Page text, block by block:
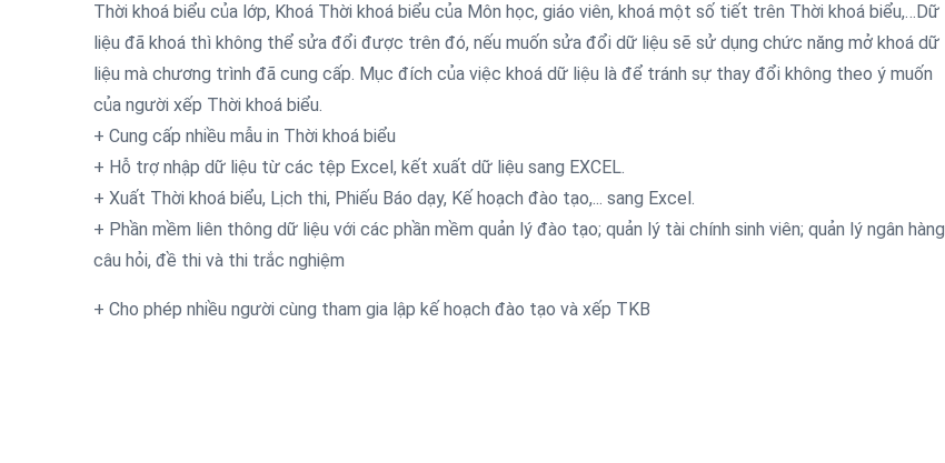
Thời khoá biểu của lớp, Khoá Thời khoá biểu của Môn học, giáo viên, khoá một số tiết trên Thời khoá biểu,…Dữ
liệu đã khoá thì không thể sửa đổi được trên đó, nếu muốn sửa đổi dữ liệu sẽ sử dụng chức năng mở khoá dữ
liệu mà chương trình đã cung cấp. Mục đích của việc khoá dữ liệu là để tránh sự thay đổi không theo ý muốn
của người xếp Thời khoá biểu.
+ Cung cấp nhiều mẫu in Thời khoá biểu
+ Hỗ trợ nhập dữ liệu từ các tệp Excel, kết xuất dữ liệu sang EXCEL.
+ Xuất Thời khoá biểu, Lịch thi, Phiếu Báo dạy, Kế hoạch đào tạo,... sang Excel.
+ Phần mềm liên thông dữ liệu với các phần mềm quản lý đào tạo; quản lý tài chính sinh viên; quản lý ngân hàng
câu hỏi, đề thi và thi trắc nghiệm
+ Cho phép nhiều người cùng tham gia lập kế hoạch đào tạo và xếp TKB